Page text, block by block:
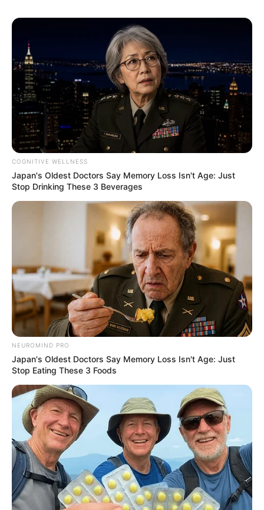
Bujdosó Andrea Anna, a Tisza Párt frakcióvezetője
felszólalásában felolvasta Novák Katalin leköszönő
beszédét.
COGNITIVE WELLNESS
Japan's Oldest Doctors Say Memory Loss Isn't Age: Just
Stop Drinking These 3 Beverages
NEUROMIND PRO
Japan's Oldest Doctors Say Memory Loss Isn't Age: Just
Stop Eating These 3 Foods